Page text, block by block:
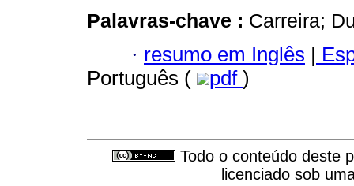
Palavras-chave : Carreira;
· resumo em Inglês |
Português (
pdf )
Todo o conteúdo deste
licenciado sob